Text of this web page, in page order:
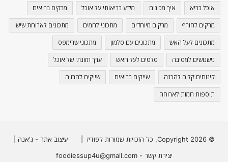
אוכל בריא איך מכינים מידע בריאותי על אוכל מרקים בריאים
מרקים לחורף מרקים מיוחדים מתכוני לחמים מתכונים לארוחת שישי
מתכונים לעל האש מתכונים עם סלמון מתכוני שרימפס
נישנושים למסיבה סלטים לעל האש ערך תזונתי של אוכל
קינוחים קלים להכנה שייקים בריאים שייקים להרזיה
תוספות חמות לארוחה
© Copyright 2026, כל הזכויות שמורות לפודיז | עיצוב אתר - ג'אנה
יצירת קשר - foodiessup4u@gmail.com